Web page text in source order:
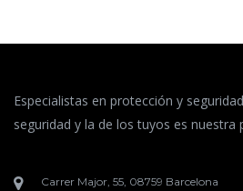
Especialistas en protección y
seguridad y la de los tuyos es nuestra
Carrer Major, 55, 08759 Barcelona